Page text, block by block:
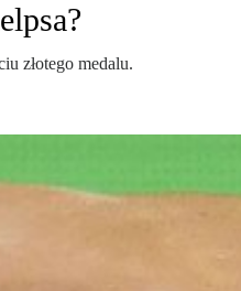
złotego medalu.